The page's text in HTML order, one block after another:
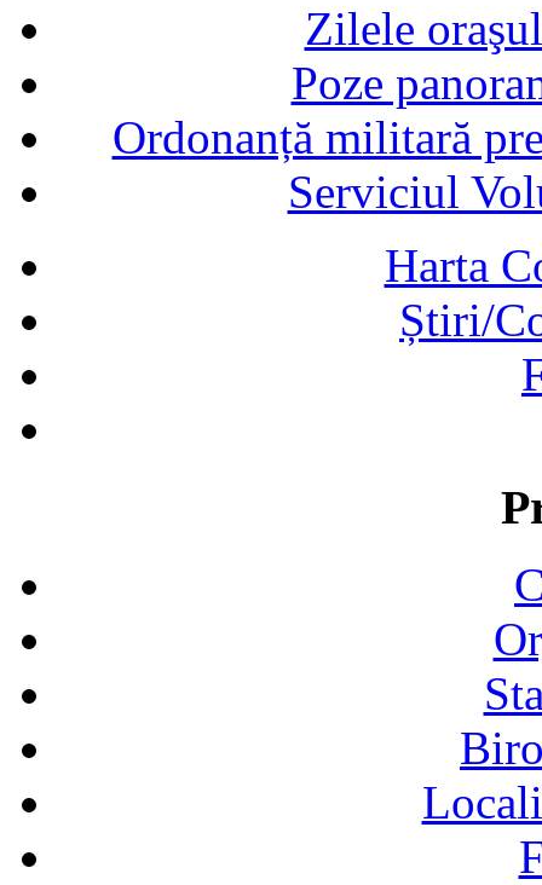
Zilele
Poze
Ordonanță militară
Serviciul
Harta
Știri/